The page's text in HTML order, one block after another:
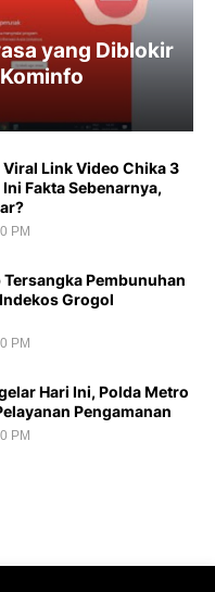
yang Diblokir
Link Video Chika 3
Fakta Sebenarnya,
PM
Pembunuhan
Grogol
PM
Hari Ini, Polda Metro
Pengamanan
PM